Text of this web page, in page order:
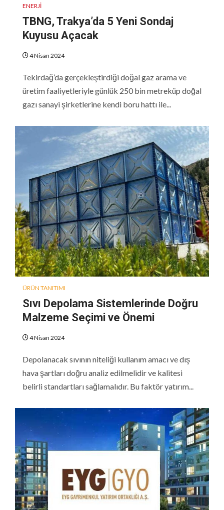
ENERJI
TBNG, Trakya’da 5 Yeni Sondaj
Kuyusu Açacak
4 Nisan 2024
Tekirdağ’da gerçekleştirdiği doğal gaz arama ve
üretim faaliyetleriyle günlük 250 bin metreküp doğal
gazı sanayi şirketlerine kendi boru hattı ile...
ÜRÜN TANITIMI
Sıvı Depolama Sistemlerinde Doğru
Malzeme Seçimi ve Önemi
4 Nisan 2024
Depolanacak sıvının niteliği kullanım amacı ve dış
hava şartları doğru analiz edilmelidir ve kalitesi
belirli standartları sağlamalıdır. Bu faktör yatırım...